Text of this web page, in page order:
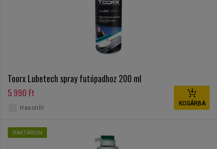
Toorx Lubetech spray futópadhoz 200 ml
5 990 Ft
KOSÁRBA
Hasonlít
RAKTÁRON